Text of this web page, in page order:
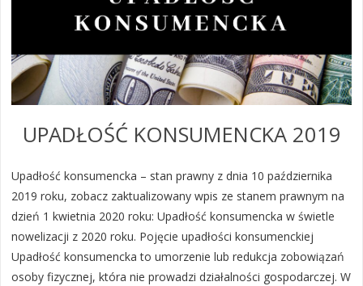
UPADŁOŚĆ KONSUMENCKA 2019
Upadłość konsumencka – stan prawny z dnia 10 października
2019 roku, zobacz zaktualizowany wpis ze stanem prawnym na
dzień 1 kwietnia 2020 roku: Upadłość konsumencka w świetle
nowelizacji z 2020 roku. Pojęcie upadłości konsumenckiej
Upadłość konsumencka to umorzenie lub redukcja zobowiązań
osoby fizycznej, która nie prowadzi działalności gospodarczej. W